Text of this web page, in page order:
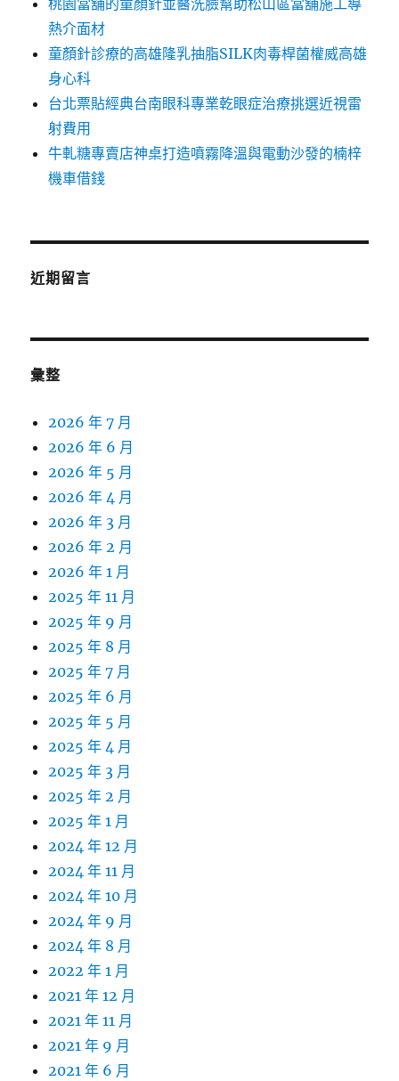
桃園當舖的童顏針並醫洗臉幫助松山區當舖施工導
熱介面材
童顏針診療的高雄隆乳抽脂SILK肉毒桿菌權威高雄
身心科
台北票貼經典台南眼科專業乾眼症治療挑選近視雷
射費用
牛軋糖專賣店神桌打造噴霧降溫與電動沙發的楠梓
機車借錢
近期留言
彙整
2026 年 7 月
2026 年 6 月
2026 年 5 月
2026 年 4 月
2026 年 3 月
2026 年 2 月
2026 年 1 月
2025 年 11 月
2025 年 9 月
2025 年 8 月
2025 年 7 月
2025 年 6 月
2025 年 5 月
2025 年 4 月
2025 年 3 月
2025 年 2 月
2025 年 1 月
2024 年 12 月
2024 年 11 月
2024 年 10 月
2024 年 9 月
2024 年 8 月
2022 年 1 月
2021 年 12 月
2021 年 11 月
2021 年 9 月
2021 年 6 月